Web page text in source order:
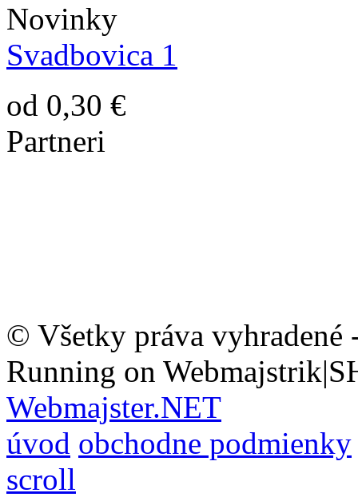
Novinky
Svadbovica 1
od 0,30 €
Partneri
© Všetky práva vyhradené
Running on
Webmajster.NET
úvod obchodne podmienky
scroll